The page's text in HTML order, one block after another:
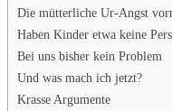
Die mütterliche Ur-Angst
Haben Kinder etwa keine
Bei uns bisher kein Problem
Und was mach ich jetzt?
Krasse Argumente